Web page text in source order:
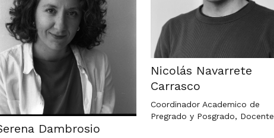
Dambrosio
Nicolás Navarrete
Carrasco
Coordinador Academico de
Pregrado y Posgrado, Docente